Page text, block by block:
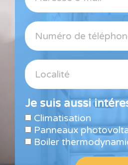
Je suis aussi
Climatisation
Panneaux
Boiler